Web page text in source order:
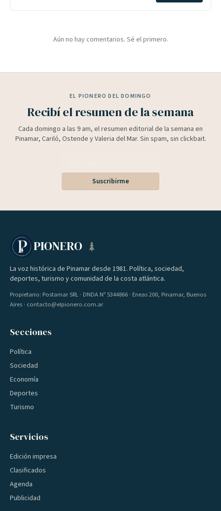
Aún no hay comentarios. Sé el primero.
EL PIONERO DEL DOMINGO
Recibí el resumen de la semana
Cada domingo a las 9 am, el resumen editorial de la semana en
Pinamar, Cariló, Ostende y Valeria del Mar. Sin spam, sin clickbait.
Suscribirme
PIONERO
La voz histórica de Pinamar desde 1981. Política, sociedad,
deportes, turismo y comunidad de la costa atlántica.
Propietario: Postamar SRL · DNDA Nº 5344866 · Eneas 200, Pinamar, Buenos
Aires · contacto@elpionero.com.ar
Secciones
Política
Sociedad
Economía
Deportes
Turismo
Servicios
Edición impresa
Clasificados
Agenda
Publicidad